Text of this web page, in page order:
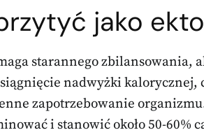
jako
starannego zbilansowania,
nadwyżki kalorycznej,
zapotrzebowanie
i stanowić około 50-60%